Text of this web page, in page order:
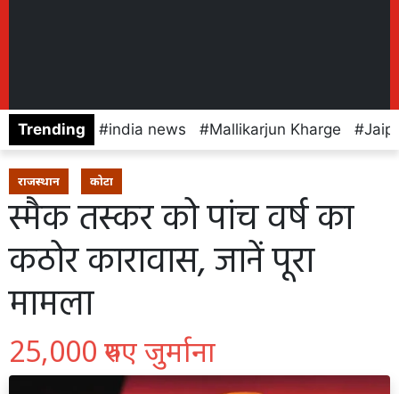
Trending india news Mallikarjun Kharge
राजस्थान कोटा
स्मैक तस्कर को पांच वर्ष का
कठोर कारावास, जानें पूरा
मामला
25,000 रुपए जुर्माना